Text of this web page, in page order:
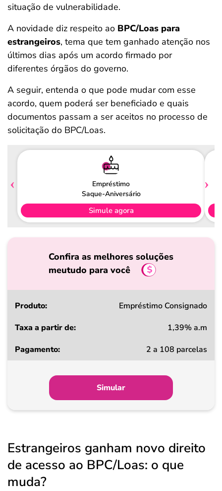
situação de vulnerabilidade.
A novidade diz respeito ao BPC/Loas para
estrangeiros, tema que tem ganhado atenção nos
últimos dias após um acordo firmado por
diferentes órgãos do governo.
A seguir, entenda o que pode mudar com esse
acordo, quem poderá ser beneficiado e quais
documentos passam a ser aceitos no processo de
solicitação do BPC/Loas.
Empréstimo
Saque-Aniversário
Simule agora
Confira as melhores soluções
meutudo para você
Produto
a
Pagamento
Empréstimo Consignado
1,39% a.m
2 a 108 parcelas
Simular
Estrangeiros ganham novo direito
de acesso ao BPC/Loas: o que
muda?